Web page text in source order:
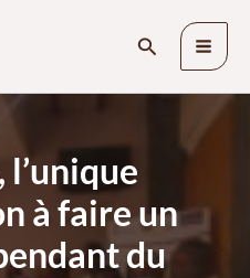
Rechercher
l’unique
à faire un
du